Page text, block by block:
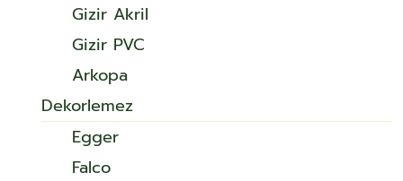
Gizir Akril
Gizir PVC
Arkopa
Dekorlemez
Egger
Falco